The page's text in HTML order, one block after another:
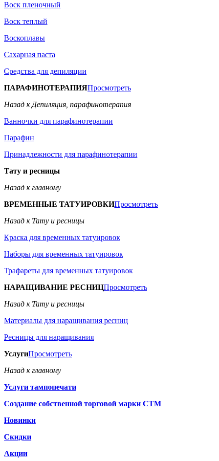
Воск пленочный
Воск теплый
Воскоплавы
Сахарная паста
Средства для депиляции
ПАРАФИНОТЕРАПИЯПросмотреть
Назад к Депиляция, парафинотерапия
Ванночки для парафинотерапии
Парафин
Принадлежности для парафинотерапии
Тату и ресницы
Назад к главному
ВРЕМЕННЫЕ ТАТУИРОВКИПросмотреть
Назад к Тату и ресницы
Краска для временных татуировок
Наборы для временных татуировок
Трафареты для временных татуировок
НАРАЩИВАНИЕ РЕСНИЦПросмотреть
Назад к Тату и ресницы
Материалы для наращивания ресниц
Ресницы для наращивания
УслугиПросмотреть
Назад к главному
Услуги тампопечати
Создание собственной торговой марки СТМ
Новинки
Скидки
Акции